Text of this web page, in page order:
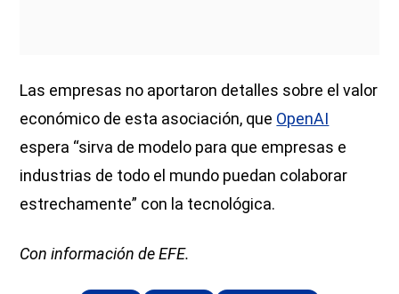
Las empresas no aportaron detalles sobre el valor
económico de esta asociación, que OpenAI
espera “sirva de modelo para que empresas e
industrias de todo el mundo puedan colaborar
estrechamente” con la tecnológica.
Con información de EFE.